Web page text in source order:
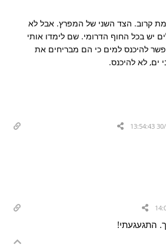
קרוב. הצד השני של המפרץ. אבל לא
יש בכל החוף הדרומי. שם לימדו אותי
להיכנס למים כי הם מבריחים את
ים, לא להיכנס.
התגעגעתי!